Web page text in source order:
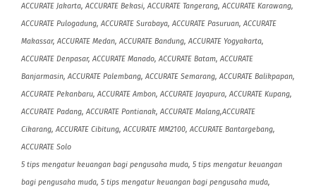
ACCURATE Jakarta, ACCURATE Bekasi, ACCURATE Tangerang, ACCURATE Karawang,
ACCURATE Pulogadung, ACCURATE Surabaya, ACCURATE Pasuruan, ACCURATE
Makassar, ACCURATE Medan, ACCURATE Bandung, ACCURATE Yogyakarta,
ACCURATE Denpasar, ACCURATE Manado, ACCURATE Batam, ACCURATE
Banjarmasin, ACCURATE Palembang, ACCURATE Semarang, ACCURATE Balikpapan,
ACCURATE Pekanbaru, ACCURATE Ambon, ACCURATE Jayapura, ACCURATE Kupang,
ACCURATE Padang, ACCURATE Pontianak, ACCURATE Malang,ACCURATE
Cikarang, ACCURATE Cibitung, ACCURATE MM2100, ACCURATE Bantargebang,
ACCURATE Solo
5 tips mengatur keuangan bagi pengusaha muda, 5 tips mengatur keuangan
bagi pengusaha muda, 5 tips mengatur keuangan bagi pengusaha muda,